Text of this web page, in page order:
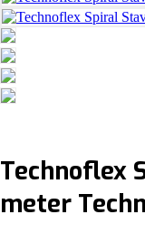
Technoflex
meter